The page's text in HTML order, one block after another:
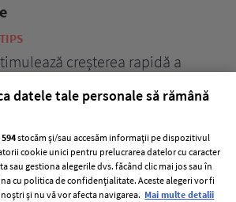
creșterea rapidă a
datele tale personale să rămână
594stocăm și/sau accesăm informații pe dispozitivul
cookie unici pentru prelucrarea datelor cu caracter
sau gestiona alegerile dvs. făcând clic mai jos sau în
cu politica de confidențialitate. Aceste alegeri vor fi
și nu vă vor afecta navigarea. Mai multe detalii